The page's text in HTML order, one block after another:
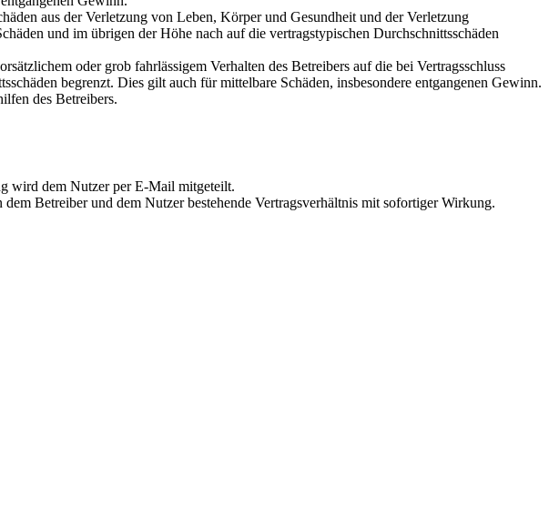
aus der Verletzung von Leben, Körper und Gesundheit und der Verletzung
und im übrigen der Höhe nach auf die vertragstypischen Durchschnittsschäden
oder grob fahrlässigem Verhalten des Betreibers auf die bei Vertragsschluss
begrenzt. Dies gilt auch für mittelbare Schäden, insbesondere entgangenen Gewinn.
des Betreibers.
wird dem Nutzer per E-Mail mitgeteilt.
Betreiber und dem Nutzer bestehende Vertragsverhältnis mit sofortiger Wirkung.